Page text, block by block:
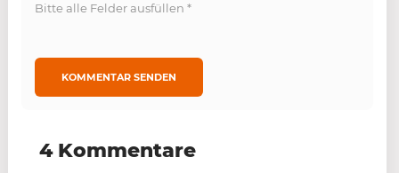
Bitte alle Felder ausfüllen *
4 Kommentare